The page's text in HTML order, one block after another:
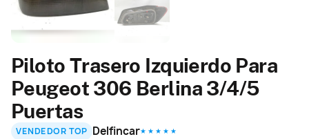
Piloto Trasero Izquierdo Para
Peugeot 306 Berlina 3/4/5
Puertas
VENDEDOR TOP Delfincar★ ★ ★ ★ ★